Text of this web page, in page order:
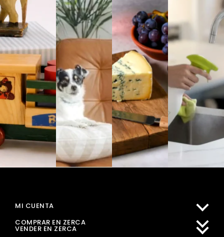
MI CUENTA
COMPRAR EN ZERCA
VENDER EN ZERCA